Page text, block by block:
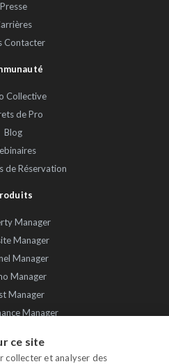
Presse
Contacter
Collective
de Pro
Blog
de Réservation
Manager
Manager
Manager
Manager
Manager
Manager
Manager
ce site
collecter et analyser des